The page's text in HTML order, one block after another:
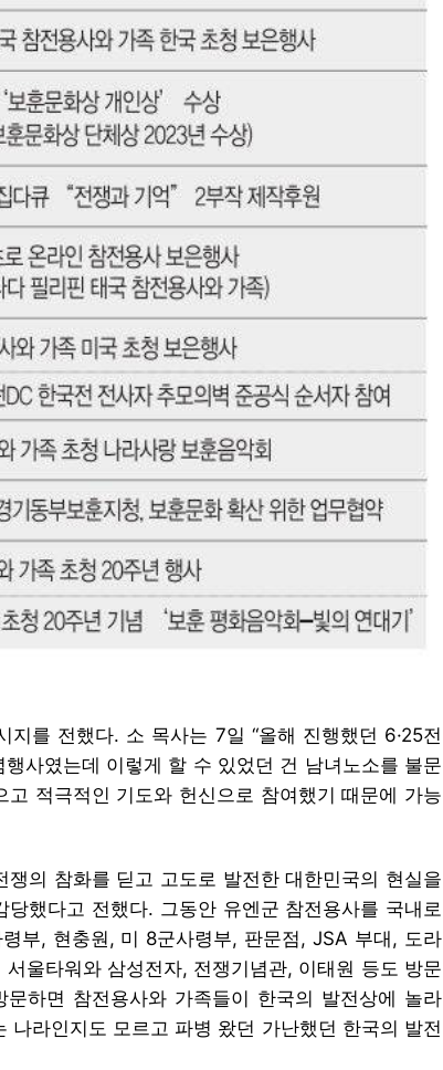
를 전했다. 소 목사는 7일 “올해 진행했던 6·25전
사였는데 이렇게 할 수 있었던 건 남녀노소를 불문
적극적인 기도와 헌신으로 참여했기 때문에 가능
의 참화를 딛고 고도로 발전한 대한민국의 현실을
했다고 전했다. 그동안 유엔군 참전용사를 국내로
부, 현충원, 미 8군사령부, 판문점, JSA 부대, 도라
울타워와 삼성전자, 전쟁기념관, 이태원 등도 방문
하면 참전용사와 가족들이 한국의 발전상에 놀라
나라인지도 모르고 파병 왔던 가난했던 한국의 발전